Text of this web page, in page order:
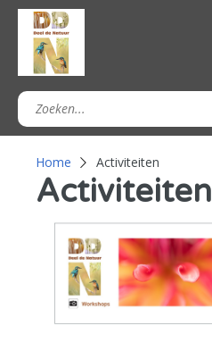
Home Activiteiten
Activiteiten